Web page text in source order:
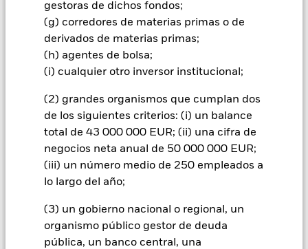
gestoras de dichos fondos;
(g) corredores de materias primas o de
derivados de materias primas;
(h) agentes de bolsa;
(i) cualquier otro inversor institucional;
(2) grandes organismos que cumplan dos
de los siguientes criterios: (i) un balance
total de 43 000 000 EUR; (ii) una cifra de
negocios neta anual de 50 000 000 EUR;
(iii) un número medio de 250 empleados a
lo largo del año;
(3) un gobierno nacional o regional, un
organismo público gestor de deuda
pública, un banco central, una
cotizados (ETF) cotizan en bolsas igual que los valores, y se
compran y se venden a precios de mercado que pueden ser
distintos a los valores liquidativos de los fondos cotizados
(ETF). Este fondo reproduce un índice con un foco
multifactorial, que es menos diversificado que su índice
matriz y estará más expuesto a los movimientos de mercado
fondo como parte de una estrategia de inversión más general.
Todas las clases de acciones con cobertura de divisas de este
fondo utilizan derivados para cubrir el riesgo de divisas. El
uso de derivados para una clase de acciones podría conllevar
un posible riesgo de contagio (también denominado «spill-
over») a otras clases de acciones del fondo. La sociedad
procedimientos adecuados para minimizar el riesgo de
contagio a otras clases de acciones. En el menú desplegable
que figura justo debajo del nombre del fondo, podrá ver un